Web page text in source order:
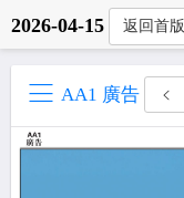
2026-04-15 返回首版
AA1 廣告